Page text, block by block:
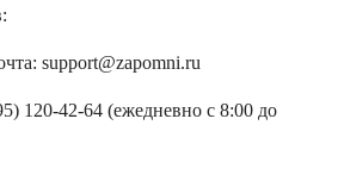
support@zapomni.ru
120-42-64 (ежедневно с 8:00 до